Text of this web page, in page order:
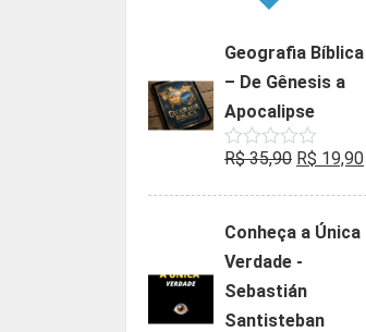
Geografia Bíblica
– De Gênesis a
Apocalipse
Avaliação
de
R$35,90 O
era:
R$ 19,90O
Conheça a Única
Verdade -
Sebastián
Santisteban